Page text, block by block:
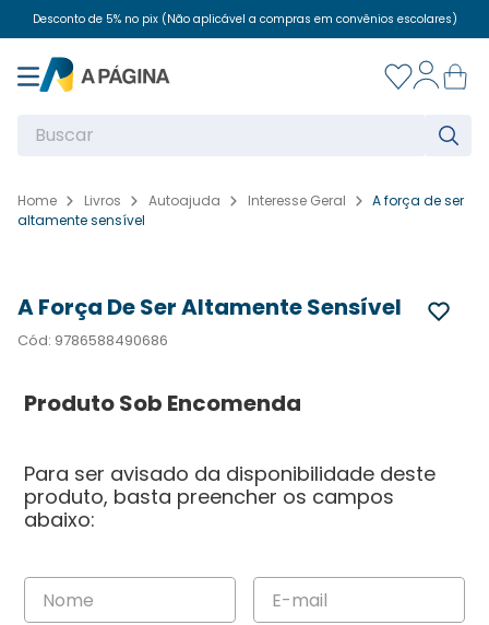
Desconto de 5% no pix (Não aplicável a compras em convênios escolares)
Desconto de 5% no pix (Não aplicável a compras em convênios escolares)
Buscar
Livros Autoajuda Interesse Geral
A força de ser
altamente sensível
AVISE-
ME
A Força De Ser Altamente Sensível
Cód: 9786588490686
Produto Sob Encomenda